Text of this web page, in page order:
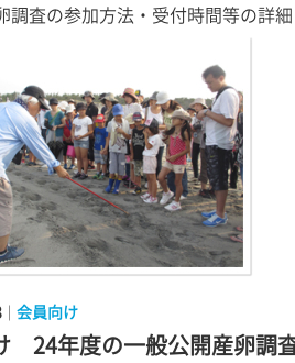
調査の参加方法・受付時間等の詳
｜ 会員向け
24年度の一般公開産卵調